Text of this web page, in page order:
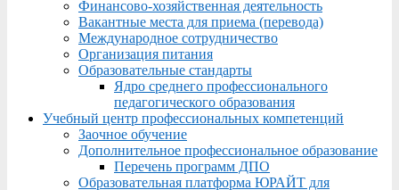
Финансово-хозяйственная деятельность
Вакантные места для приема (перевода)
Международное сотрудничество
Организация питания
Образовательные стандарты
Ядро среднего профессионального
педагогического образования
Учебный центр профессиональных компетенций
Заочное обучение
Дополнительное профессиональное образование
Перечень программ ДПО
Образовательная платформа ЮРАЙТ для